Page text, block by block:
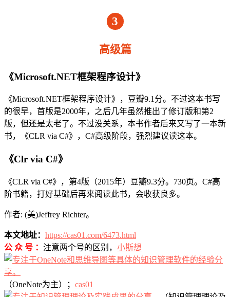
3
高级篇
《Microsoft.NET框架程序设计》
《Microsoft.NET框架程序设计》，豆瓣9.1分。不过这本书写
的很早，首版是2000年，之后几年虽然推出了修订版和第2
版，但还是太老了。不过没关系，本书作者后来又写了一本新
书，《CLR via C#》，C#高级阶段，强烈建议读这本。
《Clr via C#》
《CLR via C#》，第4版（2015年）豆瓣9.3分。730页。C#高
阶书籍，打好基础后再来阅读此书，会收获良多。
作者: (美)Jeffrey Richter。
本文地址： https://cas01.com/6473.html
公 众 号 ： 注意两个号的区别， 小斯想
（OneNote为主）； cas01